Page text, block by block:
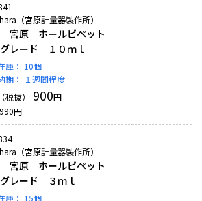
（宮原計量器製作所）
宮原 ホールピペット
レード １０ｍｌ
庫： 10個
期：
１週間程度
税抜）
900円
990円
（宮原計量器製作所）
宮原 ホールピペット
レード ３ｍｌ
庫： 15個